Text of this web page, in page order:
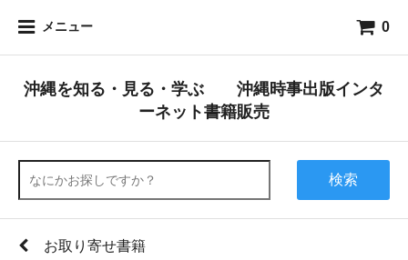
メニュー 0
沖縄を知る・見る・学ぶ 沖縄時事出版インタ
ーネット書籍販売
検索
お取り寄せ書籍